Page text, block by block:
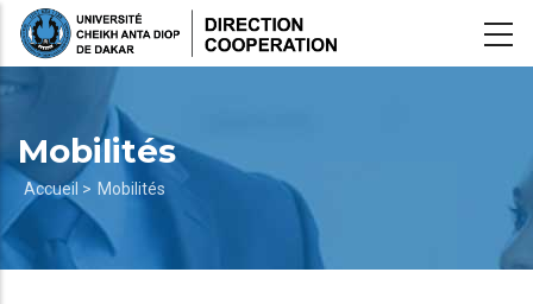
Aller
Mobilités
Fil
d'Ariane
Accueil > Mobilités